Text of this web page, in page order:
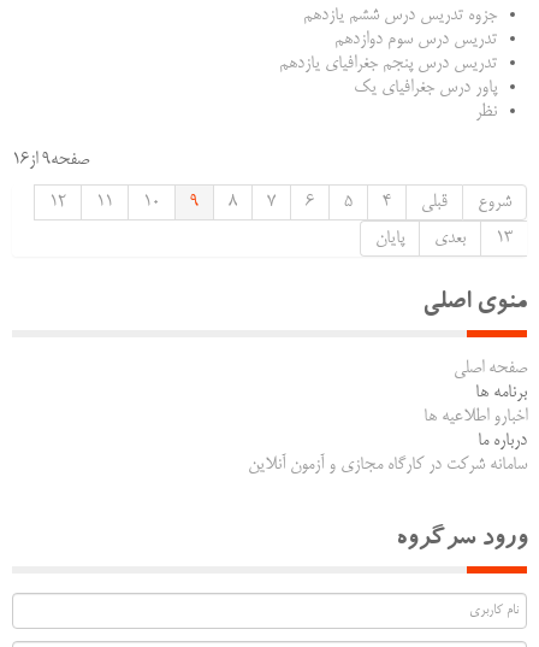
جزوه تدریس درس ششم یازدهم
تدریس درس سوم دوازدهم
تدریس درس پنجم جغرافیای یازدهم
پاور درس جغرافیای یک
نظر
صفحه9 از16
شروع
قبلی 4
5
6
7
8
9
10
11
12
13
بعدی پایان
منوی اصلی
صفحه اصلی
برنامه ها
اخبارو اطلاعیه ها
درباره ما
سامانه شرکت در کارگاه مجازی و آزمون آنلاین
ورود سرگروه